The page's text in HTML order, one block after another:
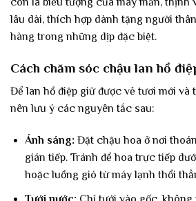
lâu dài, thích hợp dành tặng người
hàng trong những dịp đặc biệt.
Cách chăm sóc chậu lan hồ
Để lan hồ điệp giữ được vẻ tươi mới và
nên lưu ý các nguyên tắc sau:
Ánh sáng: Đặt chậu hoa ở nơi
gián tiếp. Tránh để hoa trực tiếp
hoặc luồng gió từ máy lạnh thổi